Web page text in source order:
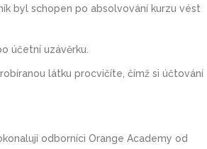
byl schopen po absolvování kurzu vést
účetní uzávěrku.
látku procvičíte, čímž si účtování
odborníci Orange Academy od